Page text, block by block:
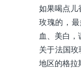
如果喝点儿
玫瑰的，
血、美白，
关于法国
地区的格拉